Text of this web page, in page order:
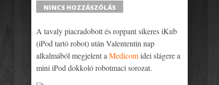
SHARETWEETSHARESHARE
NINCS HOZZÁSZÓLÁS
A tavaly piacradobott és roppant sikeres iKub
(iPod tartó robot) után Valententin nap
alkalmából megjelent a Medicomidei slágere a
mini iPod dokkoló robotmaci sorozat.